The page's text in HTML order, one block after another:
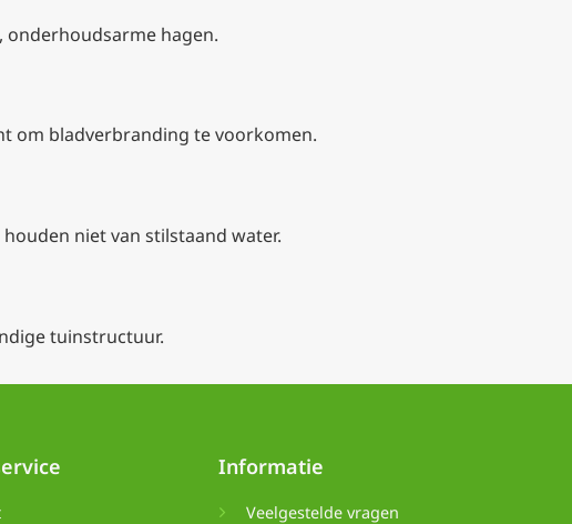
onderhoudsarme hagen.
om bladverbranding te voorkomen.
niet van stilstaand water.
tuinstructuur.
Informatie
Veelgestelde vragen